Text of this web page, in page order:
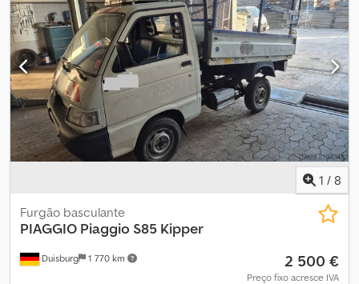
1 / 8
Duisburg 1 770 km
Furgão basculante
PIAGGIO Piaggio S85 Kipper
2 500 €
Preço fixo acresce IVA